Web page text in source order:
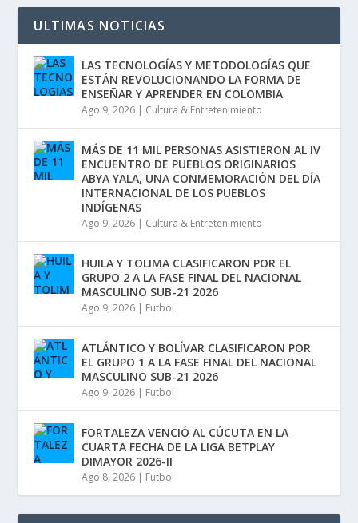
ULTIMAS NOTICIAS
LAS TECNOLOGÍAS Y METODOLOGÍAS QUE
ESTÁN REVOLUCIONANDO LA FORMA DE
ENSEÑAR Y APRENDER EN COLOMBIA
Ago 9, 2026 | Cultura & Entretenimiento
MÁS DE 11 MIL PERSONAS ASISTIERON AL IV
ENCUENTRO DE PUEBLOS ORIGINARIOS
ABYA YALA, UNA CONMEMORACIÓN DEL DÍA
INTERNACIONAL DE LOS PUEBLOS
INDÍGENAS
Ago 9, 2026 | Cultura & Entretenimiento
HUILA Y TOLIMA CLASIFICARON POR EL
GRUPO 2 A LA FASE FINAL DEL NACIONAL
MASCULINO SUB-21 2026
Ago 9, 2026 | Futbol
ATLÁNTICO Y BOLÍVAR CLASIFICARON POR
EL GRUPO 1 A LA FASE FINAL DEL NACIONAL
MASCULINO SUB-21 2026
Ago 9, 2026 | Futbol
FORTALEZA VENCIÓ AL CÚCUTA EN LA
CUARTA FECHA DE LA LIGA BETPLAY
DIMAYOR 2026-II
Ago 8, 2026 | Futbol